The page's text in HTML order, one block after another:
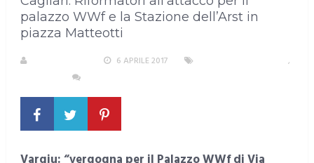
palazzo WWf e la Stazione dell’Arst in
piazza Matteotti
6 APRILE 2017
,